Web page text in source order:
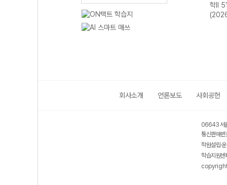
합사회2 700
제-22개정
(2026년용)
국사2 510제-22
학II
회사소개 언론보도 사회공헌
06643 서
통신판매
학원설립·
학습지원